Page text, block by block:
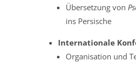
Übersetzung von
ins Persische
Internationale
Organisation und